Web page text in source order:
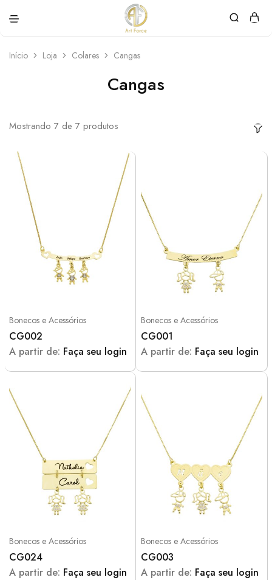
Force
personalizadas
Início Loja Colares Cangas
Cangas
Mostrando 7 de 7 produtos
Bonecos e Acessórios
CG002
A partir de: Faça seu login
Bonecos e Acessórios
CG001
A partir de: Faça seu login
Bonecos e Acessórios
CG024
A partir de: Faça seu login
Bonecos e Acessórios
CG003
A partir de: Faça seu login